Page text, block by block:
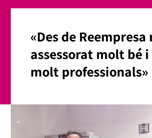
«Des de Reempresa
assessorat molt bé i
molt professionals»